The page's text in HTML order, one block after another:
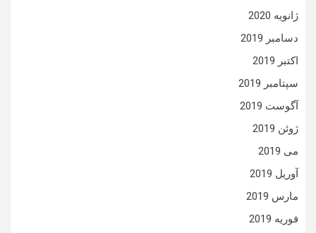
ژانویه 2020
دسامبر 2019
اکتبر 2019
سپتامبر 2019
آگوست 2019
ژوئن 2019
می 2019
آوریل 2019
مارس 2019
فوریه 2019